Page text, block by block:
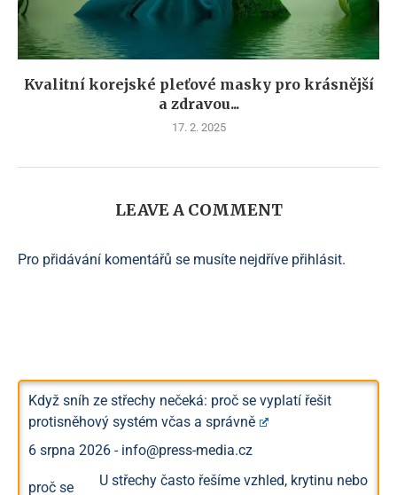
Kvalitní korejské pleťové masky pro krásnější
a zdravou...
17. 2. 2025
LEAVE A COMMENT
Pro přidávání komentářů se musíte nejdříve přihlásit.
Když sníh ze střechy nečeká: proč se vyplatí řešit
protisněhový systém včas a správně
6 srpna 2026 - info@press-media.cz
U střechy často řešíme vzhled, krytinu nebo